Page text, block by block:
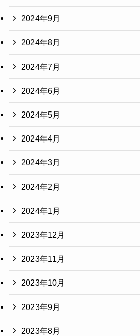
2024年9月
2024年8月
2024年7月
2024年6月
2024年5月
2024年4月
2024年3月
2024年2月
2024年1月
2023年12月
2023年11月
2023年10月
2023年9月
2023年8月